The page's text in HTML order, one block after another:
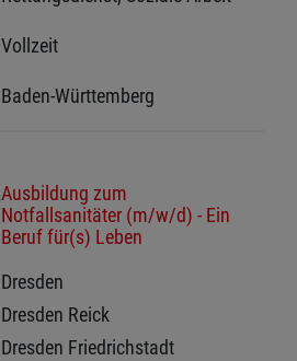
Vollzeit
Baden-Württemberg
Ausbildung zum
Notfallsanitäter (m/w/d) - Ein
Beruf für(s) Leben
Dresden
Dresden Reick
Dresden Friedrichstadt